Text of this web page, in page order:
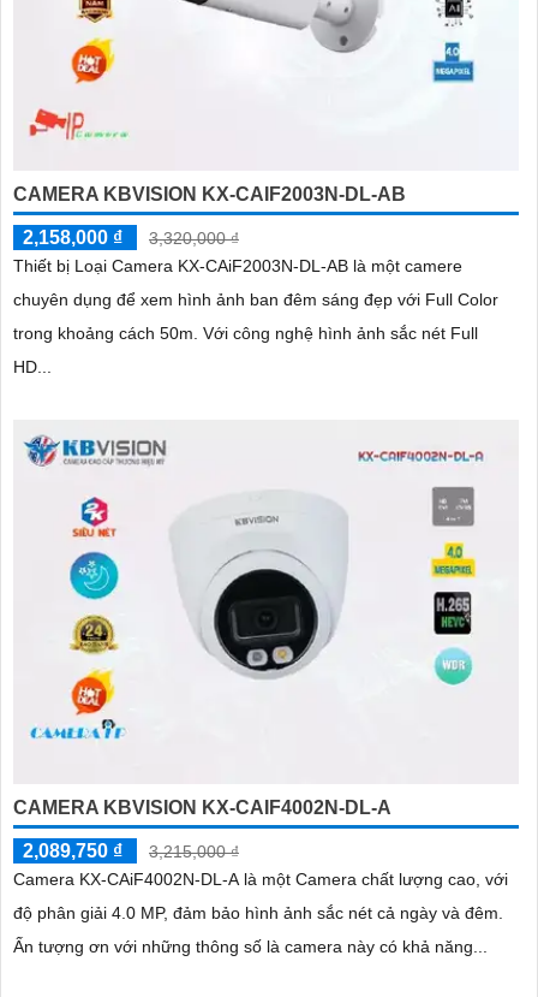
CAMERA KBVISION KX-CAIF2003N-DL-AB
2,158,000 ₫
3,320,000 ₫
Thiết bị Loại Camera KX-CAiF2003N-DL-AB là một camere
chuyên dụng để xem hình ảnh ban đêm sáng đẹp với Full Color
trong khoảng cách 50m. Với công nghệ hình ảnh sắc nét Full
HD...
CAMERA KBVISION KX-CAIF4002N-DL-A
2,089,750 ₫
3,215,000 ₫
Camera KX-CAiF4002N-DL-A là một Camera chất lượng cao, với
độ phân giải 4.0 MP, đảm bảo hình ảnh sắc nét cả ngày và đêm.
Ấn tượng ơn với những thông số là camera này có khả năng...